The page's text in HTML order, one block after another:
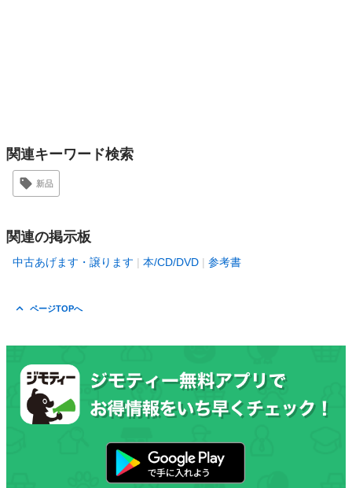
関連キーワード検索
新品
関連の掲示板
中古あげます・譲ります 本/CD/DVD 参考書
ページTOPへ